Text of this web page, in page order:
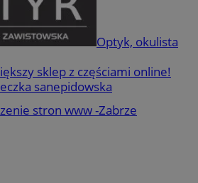
Optyk, okulista
sklep z częściami online!
sanepidowska
stron www -Zabrze